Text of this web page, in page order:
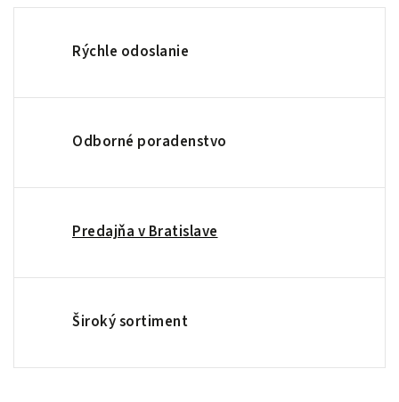
Rýchle odoslanie
Odborné poradenstvo
Predajňa v Bratislave
Široký sortiment